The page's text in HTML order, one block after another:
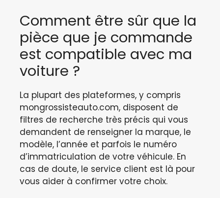
Comment être sûr que la
pièce que je commande
est compatible avec ma
voiture ?
La plupart des plateformes, y compris
mongrossisteauto.com, disposent de
filtres de recherche très précis qui vous
demandent de renseigner la marque, le
modèle, l’année et parfois le numéro
d’immatriculation de votre véhicule. En
cas de doute, le service client est là pour
vous aider à confirmer votre choix.